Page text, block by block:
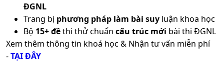
ĐGNL
Trang bị phương pháp làm bài suy luận khoa học
Bộ 15+ đềthi thử chuẩn cấu trúc mới bài thi ĐGNL
Xem thêm thông tin khoá học & Nhận tư vấn miễn phí
-TẠI ĐÂY